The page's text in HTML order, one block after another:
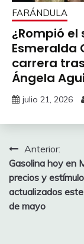
FARÁNDULA
¿Rompió el
Esmeralda
carrera
Ángela
julio 21, 2026
de
entradas
Anterior:
Gasolina hoy en
precios y
actualizados
de mayo